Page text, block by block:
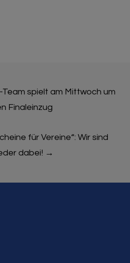
Team spielt am Mittwoch um
Finaleinzug
für Vereine“: Wir sind
dabei! →